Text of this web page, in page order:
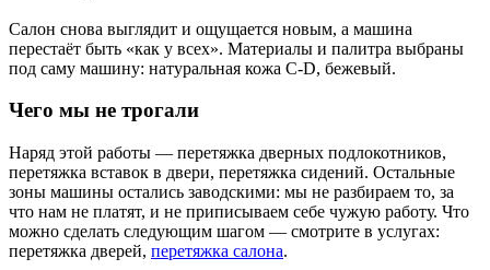
Салон снова выглядит и ощущается новым, а машина
перестаёт быть «как у всех». Материалы и палитра выбраны
под саму машину: натуральная кожа C-D, бежевый.
Чего мы не трогали
Наряд этой работы — перетяжка дверных подлокотников,
перетяжка вставок в двери, перетяжка сидений. Остальные
зоны машины остались заводскими: мы не разбираем то, за
что нам не платят, и не приписываем себе чужую работу. Что
можно сделать следующим шагом — смотрите в услугах:
перетяжка дверей, перетяжка салона.